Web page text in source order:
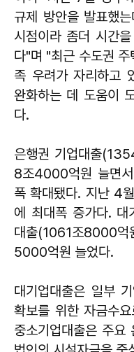
규제 방안을 발표했
시점이라 좀더 시간
다"며 "최근 수도권
족 우려가 자리하고
완화하는 데 도움이
다.
은행권 기업대출
8조4000억원 늘면
폭 확대됐다. 지난 4
에 최대폭 증가다. 대
대출(1061조8000
5000억원 늘었다.
대기업대출은 일부
확보를 위한 자금수
중소기업대출은 주요